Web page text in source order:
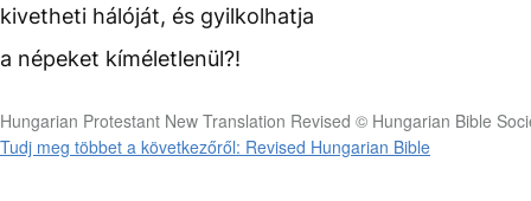
kivetheti hálóját, és gyilkolhatja
a népeket kíméletlenül?!
Hungarian Protestant New Translation Revised © Hungarian Bible
Tudj meg többet a következőről: Revised Hungarian Bible